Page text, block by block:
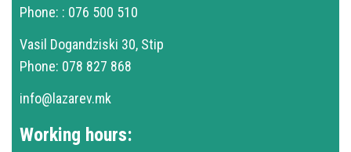
Phone: : 076 500 510
Vasil Dogandziski 30, Stip
Phone: 078 827 868
info@lazarev.mk
Working hours: